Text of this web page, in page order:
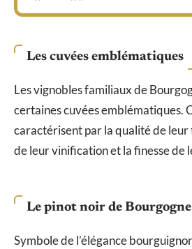
Les cuvées emblématiques
Les vignobles familiaux de
certaines cuvées emblématiques.
caractérisent par la qualité de
de leur vinification et la finesse de
Le pinot noir de Bourgogne
Symbole de l’élégance